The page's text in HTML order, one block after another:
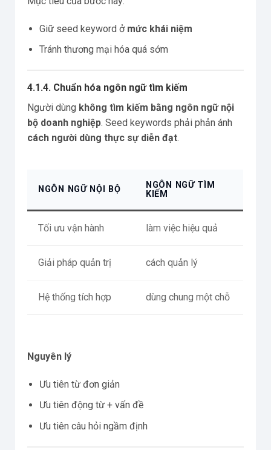
Giữ seed keyword ở mức khái niệm
Tránh thương mại hóa quá sớm
4.1.4. Chuẩn hóa ngôn ngữ tìm kiếm
Người dùng không tìm kiếm bằng ngôn ngữ nội
bộ doanh nghiệp. Seed keywords phải phản ánh
cách người dùng thực sự diễn đạt.
NGÔN NGỮ NỘI BỘ
NGÔN NGỮ TÌM
KIẾM
Tối ưu vận hành làm việc hiệu quả
Giải pháp quản trị cách quản lý
Hệ thống tích hợp dùng chung một chỗ
Nguyên lý
Ưu tiên từ đơn giản
Ưu tiên động từ + vấn đề
Ưu tiên câu hỏi ngầm định